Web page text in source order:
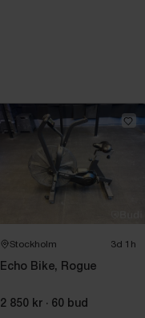
Stockholm 3d 1h
Echo Bike, Rogue
2 850 kr · 60 bud